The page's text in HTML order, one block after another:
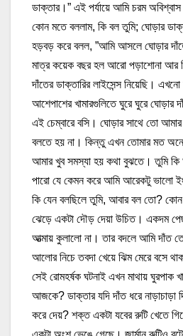
ডাক্তার।” এই পর্যায়ে আমি চরম অবিশ্বাস
কোন মতে বললাম, কি বল তুমি; ঘোড়ার
হড়বড় করে বলল, ”আমি আসলে ঘোড়ার
মাত্র কয়েক বছর হল আরো পড়াশোনা আর
দাঁতের ডাক্তারির লাইসেন্স নিয়েছি।
আশেপাশের খামারগুলিতে ঘুরে ঘুরে ঘোড়ার
এই চেম্বারে বসি। ঘোড়ার সাথে তো আমার
বলতে হয় না। কিন্তু এখন তোমার মত
আমার খুব সমস্যা হয় কথা বুঝতে। তুমি
পারো যে কেমন করে আমি আরেকটু ভালো
কি যেন বলছিলে তুমি, আবার বল তো?
ঝেড়ে একটা দৌড় দেয়া উচিত। একদম
আত্মায় কুলালো না। তার বদলে আমি দাঁত
আলোর নিচে তবদা খেয়ে ঝিম মেরে বসে
সেই রোমহর্ষক ঘটনাই এখন মাথায় ঘুরপাক
আজকে? ডাক্তার যদি দাঁত ধরে
করে দেয়? শক্ত একটা যবের রুটি খেতে